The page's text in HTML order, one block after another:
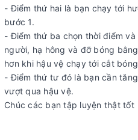
- Điểm thứ hai là bạn chạy tới
bước 1.
- Điểm thứ ba chọn thời điểm
người, hạ hông và đỡ bóng
hơn khi hậu vệ chạy tới cắt
- Điểm thứ tư đó là bạn cần
vượt qua hậu vệ.
Chúc các bạn tập luyện thật tốt